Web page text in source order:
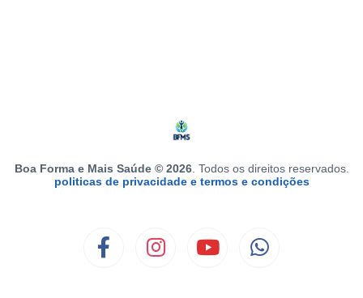
Boa Forma e Mais Saúde © 2026. Todos os direitos reservados.
politicas de privacidade e termos e condições